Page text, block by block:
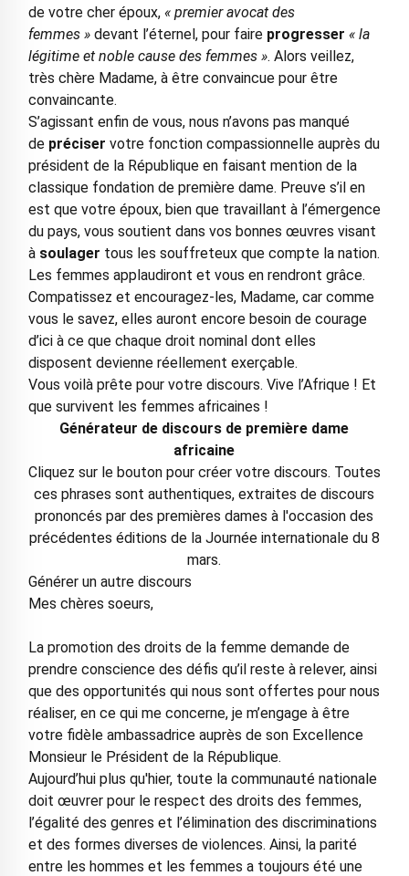
de votre cher époux, « premier avocat des
femmes »devant l’éternel, pour faire progresser « la
légitime et noble cause des femmes ». Alors veillez,
très chère Madame, à être convaincue pour être
convaincante.
S’agissant enfin de vous, nous n’avons pas manqué
de préciser votre fonction compassionnelle auprès du
président de la République en faisant mention de la
classique fondation de première dame. Preuve s’il en
est que votre époux, bien que travaillant à l’émergence
du pays, vous soutient dans vos bonnes œuvres visant
à soulager tous les souffreteux que compte la nation.
Les femmes applaudiront et vous en rendront grâce.
Compatissez et encouragez-les, Madame, car comme
vous le savez, elles auront encore besoin de courage
d’ici à ce que chaque droit nominal dont elles
disposent devienne réellement exerçable.
Vous voilà prête pour votre discours. Vive l’Afrique ! Et
que survivent les femmes africaines !
Générateur de discours de première dame
africaine
Cliquez sur le bouton pour créer votre discours. Toutes
ces phrases sont authentiques, extraites de discours
prononcés par des premières dames à l'occasion des
précédentes éditions de la Journée internationale du 8
mars.
Générer un autre discours
Mes chères soeurs,
La promotion des droits de la femme demande de
prendre conscience des défis qu’il reste à relever, ainsi
que des opportunités qui nous sont offertes pour nous
réaliser, en ce qui me concerne, je m’engage à être
votre fidèle ambassadrice auprès de son Excellence
Monsieur le Président de la République.
Aujourd’hui plus qu'hier, toute la communauté nationale
doit œuvrer pour le respect des droits des femmes,
l’égalité des genres et l’élimination des discriminations
et des formes diverses de violences. Ainsi, la parité
entre les hommes et les femmes a toujours été une